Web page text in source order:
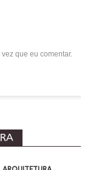
que eu comentar.